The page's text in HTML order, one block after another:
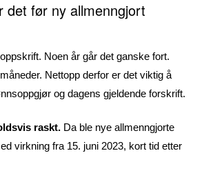
det før ny allmenngjort
Noen år går det ganske fort.
Nettopp derfor er det viktig å
og dagens gjeldende forskrift.
raskt. Da ble nye allmenngjorte
virkning fra 15. juni 2023, kort tid etter